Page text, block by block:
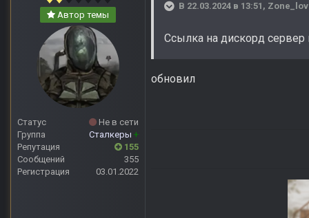
Автор темы
Статус
Не в сети
Группа
Сталкеры +
Репутация
155
Сообщений
355
Регистрация
03.01.2022
В 22.03.2024 в 13:51,
Ссылка на дискорд
обновил